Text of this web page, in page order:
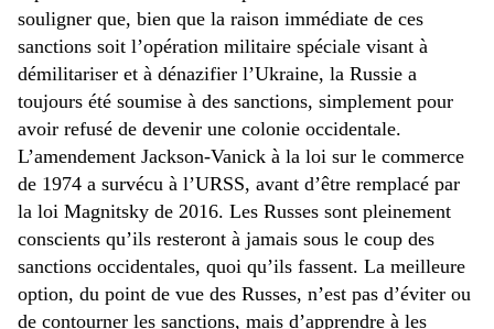
souligner que, bien que la raison immédiate de ces
sanctions soit l’opération militaire spéciale visant à
démilitariser et à dénazifier l’Ukraine, la Russie a
toujours été soumise à des sanctions, simplement pour
avoir refusé de devenir une colonie occidentale.
L’amendement Jackson-Vanick à la loi sur le commerce
de 1974 a survécu à l’URSS, avant d’être remplacé par
la loi Magnitsky de 2016. Les Russes sont pleinement
conscients qu’ils resteront à jamais sous le coup des
sanctions occidentales, quoi qu’ils fassent. La meilleure
option, du point de vue des Russes, n’est pas d’éviter ou
de contourner les sanctions, mais d’apprendre à les